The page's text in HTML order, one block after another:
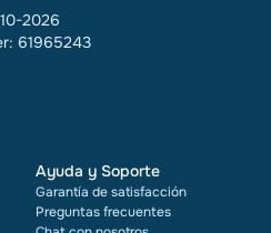
2026
61965243
Ayuda y Soporte
Garantía de satisfacción
Preguntas frecuentes